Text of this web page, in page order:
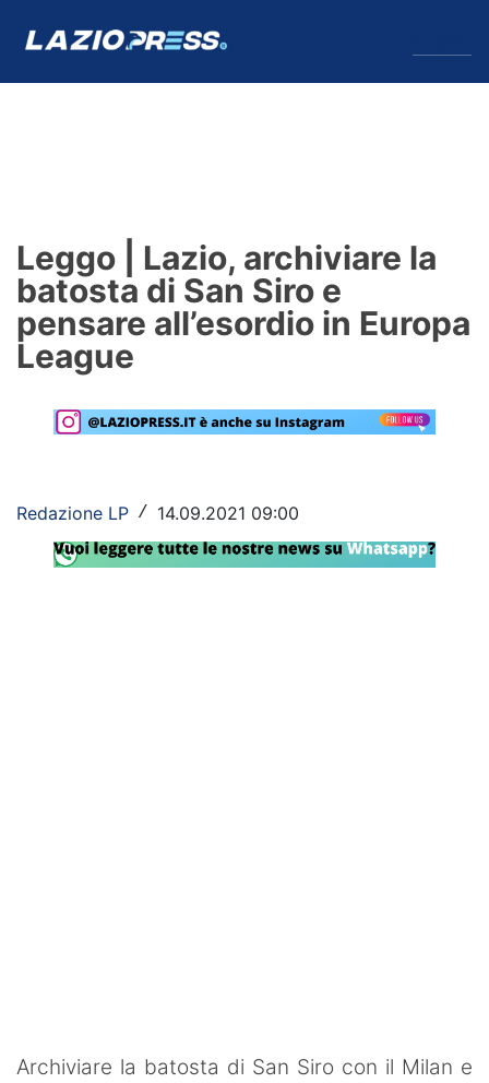
Formello
Infortuni
Primavera
Calciomercato
Rassegna Lazio
Social
Leggo | Lazio, archiviare la
batosta di San Siro e
pensare all’esordio in Europa
League
Redazione LP / 14.09.2021 09:00
Archiviare la batosta di San Siro con il Milan e